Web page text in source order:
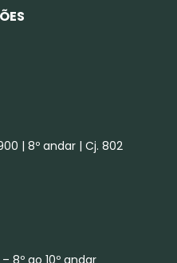
| 8º andar | Cj. 802
8º ao 10º andar